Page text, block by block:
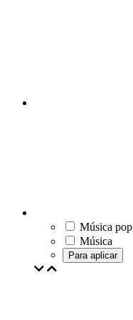
Música pop
Música
Para aplicar